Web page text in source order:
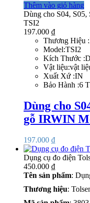
Thêm vào giỏ hàng
Dùng cho S04,
TSI2
197.000 ₫
Thương Hiệu
Model:TSI2
Kích Thước
Vật liệu:vật
Xuất Xứ :IN
Bảo Hành :6
Dùng cho
gỗ IRWIN
197.000 ₫
Dụng cụ đo điện
450.000 ₫
Tên sản phẩm:
Thương hiệu: